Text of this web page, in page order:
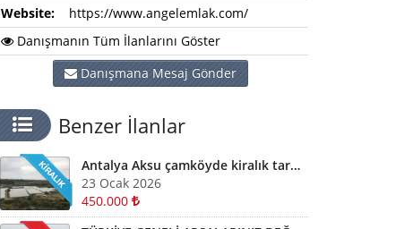
Website:
https://www.angelemlak.com/
Danışmanın Tüm İlanlarını Göster
Danışmana Mesaj Gönder
Benzer İlanlar
Antalya Aksu çamköyde kiralık tarla ve depolar için bizi arayabilirsiniz
23 Ocak 2026
450.000